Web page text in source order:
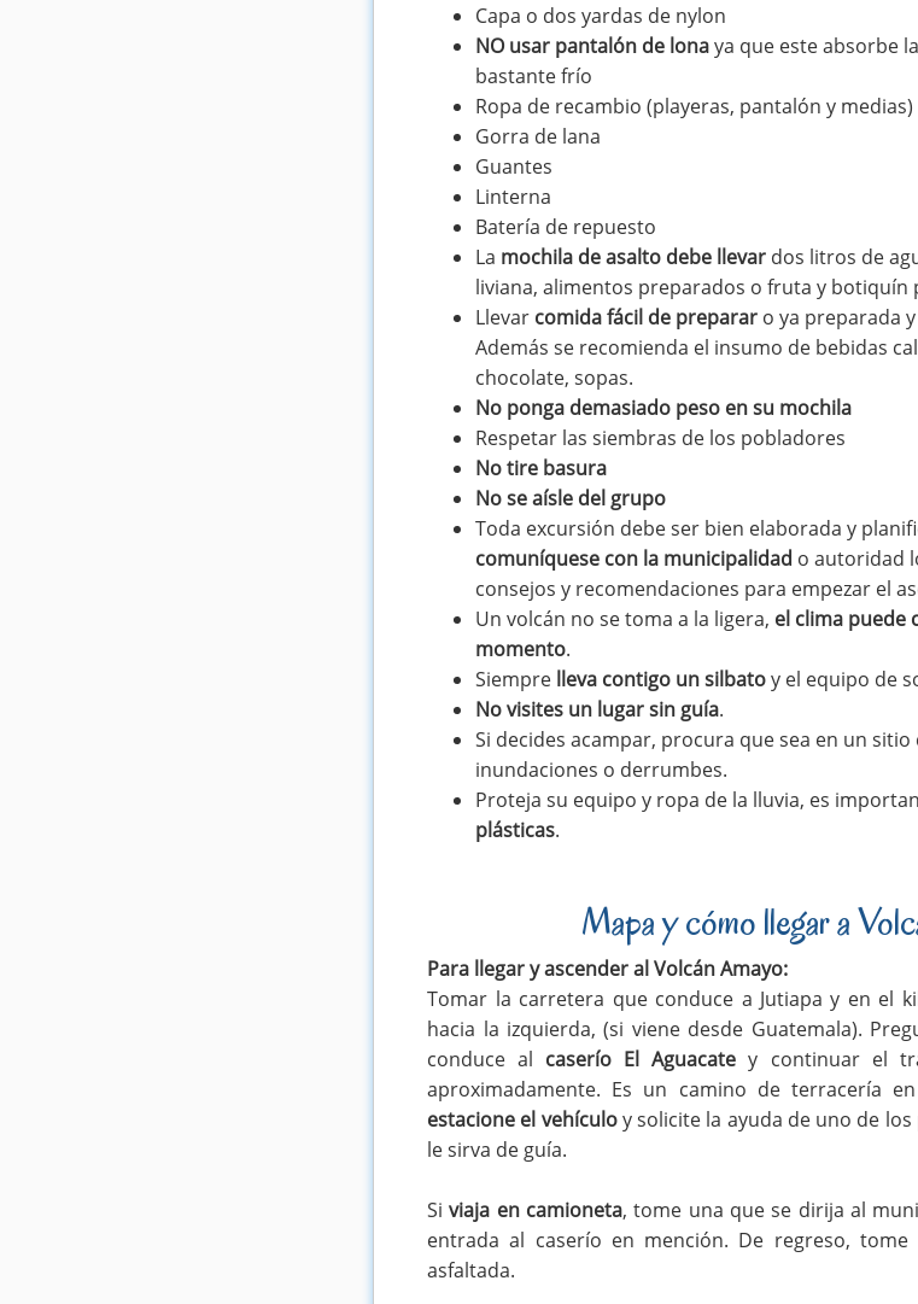
Capa o dos yardas de nylon
NO usar pantalón de lonaya que este absorbe
bastante frío
Ropa de recambio (playeras, pantalón y medias)
Gorra de lana
Guantes
Linterna
Batería de repuesto
La mochila de asalto debe llevar dos litros de
liviana, alimentos preparados o fruta y botiquín
Llevar comida fácil de preparar o ya preparada
Además se recomienda el insumo de bebidas
chocolate, sopas.
No ponga demasiado peso en su mochila
Respetar las siembras de los pobladores
No tire basura
No se aísle del grupo
Toda excursión debe ser bien elaborada y
comuníquese con la municipalidad o autoridad
consejos y recomendaciones para empezar el
Un volcán no se toma a la ligera, el clima puede
momento.
Siempre lleva contigo un silbatoy el equipo de
No visites un lugar sin guía.
Si decides acampar, procura que sea en un
inundaciones o derrumbes.
Proteja su equipo y ropa de la lluvia, es
plásticas.
Mapa y cómo llegar a
Para llegar y ascender al Volcán Amayo:
Tomar la carretera que conduce a Jutiapa y en el
hacia la izquierda, (si viene desde Guatemala).
conduce al caserío El Aguacate y continuar el
aproximadamente. Es un camino de terracería
estacione el vehículoy solicite la ayuda de uno de
le sirva de guía.
Siviaja en camioneta, tome una que se dirija al
entrada al caserío en mención. De regreso,
asfaltada.